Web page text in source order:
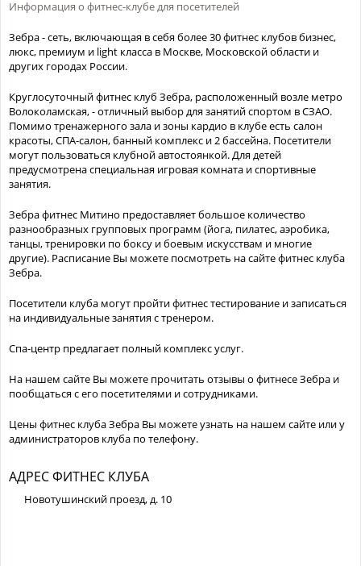
Информация о фитнес-клубе для посетителей
Зебра - сеть, включающая в себя более 30 фитнес клубов бизнес,
люкс, премиум и light класса в Москве, Московской области и
других городах России.
Круглосуточный фитнес клуб Зебра, расположенный возле метро
Волоколамская, - отличный выбор для занятий спортом в СЗАО.
Помимо тренажерного зала и зоны кардио в клубе есть салон
красоты, СПА-салон, банный комплекс и 2 бассейна. Посетители
могут пользоваться клубной автостоянкой. Для детей
предусмотрена специальная игровая комната и спортивные
занятия.
Зебра фитнес Митино предоставляет большое количество
разнообразных групповых программ (йога, пилатес, аэробика,
танцы, тренировки по боксу и боевым искусствам и многие
другие). Расписание Вы можете посмотреть на сайте фитнес клуба
Зебра.
Посетители клуба могут пройти фитнес тестирование и записаться
на индивидуальные занятия с тренером.
Спа-центр предлагает полный комплекс услуг.
На нашем сайте Вы можете прочитать отзывы о фитнесе Зебра и
пообщаться с его посетителями и сотрудниками.
Цены фитнес клуба Зебра Вы можете узнать на нашем сайте или у
администраторов клуба по телефону.
АДРЕС ФИТНЕС КЛУБА
Новотушинский проезд, д. 10